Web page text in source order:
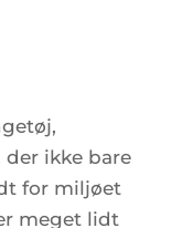
ikke bare
for miljøet
meget lidt